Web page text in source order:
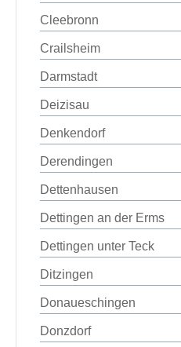
Cleebronn
Crailsheim
Darmstadt
Deizisau
Denkendorf
Derendingen
Dettenhausen
Dettingen an der Erms
Dettingen unter Teck
Ditzingen
Donaueschingen
Donzdorf